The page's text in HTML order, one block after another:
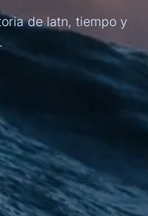
de latn, tiempo y